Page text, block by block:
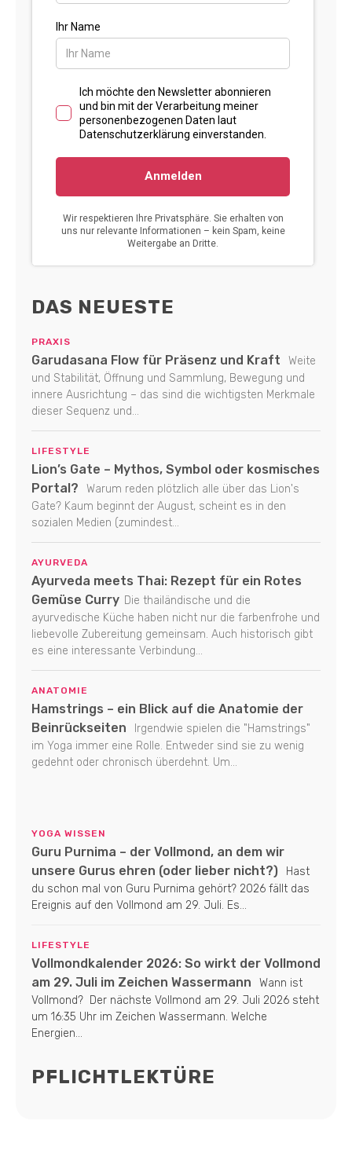
DAS NEUESTE
PRAXIS
Garudasana Flow für Präsenz und Kraft
Weite
und Stabilität, Öffnung und Sammlung, Bewegung und
innere Ausrichtung – das sind die wichtigsten Merkmale
dieser Sequenz und...
LIFESTYLE
Lion’s Gate – Mythos, Symbol oder kosmisches
Portal?
Warum reden plötzlich alle über das Lion's
Gate? Kaum beginnt der August, scheint es in den
sozialen Medien (zumindest...
AYURVEDA
Ayurveda meets Thai: Rezept für ein Rotes
Gemüse Curry Die thailändische und die
ayurvedische Küche haben nicht nur die farbenfrohe und
liebevolle Zubereitung gemeinsam. Auch historisch gibt
es eine interessante Verbindung...
ANATOMIE
Hamstrings – ein Blick auf die Anatomie der
Beinrückseiten
Irgendwie spielen die "Hamstrings"
im Yoga immer eine Rolle. Entweder sind sie zu wenig
gedehnt oder chronisch überdehnt. Um...
YOGA WISSEN
Guru Purnima – der Vollmond, an dem wir
unsere Gurus ehren (oder lieber nicht?)
Hast
du schon mal von Guru Purnima gehört? 2026 fällt das
Ereignis auf den Vollmond am 29. Juli. Es...
LIFESTYLE
Vollmondkalender 2026: So wirkt der Vollmond
am 29. Juli im Zeichen Wassermann
Wann ist
Vollmond? Der nächste Vollmond am 29. Juli 2026 steht
um 16:35 Uhr im Zeichen Wassermann. Welche
Energien...
PFLICHTLEKTÜRE